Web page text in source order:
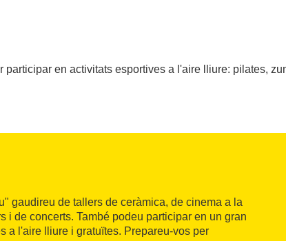
participar en activitats esportives a l'aire lliure: pilates,
gaudireu de tallers de ceràmica, de cinema a la
i de concerts. També podeu participar en un gran
a l'aire lliure i gratuïtes. Prepareu-vos per